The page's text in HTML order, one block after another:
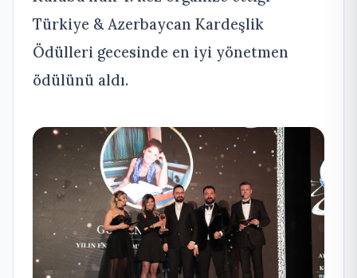
Türkiye & Azerbaycan Kardeşlik
Ödülleri gecesinde en iyi yönetmen
ödülünü aldı.